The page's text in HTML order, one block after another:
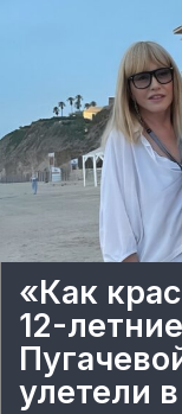
«Как
12-
улетели